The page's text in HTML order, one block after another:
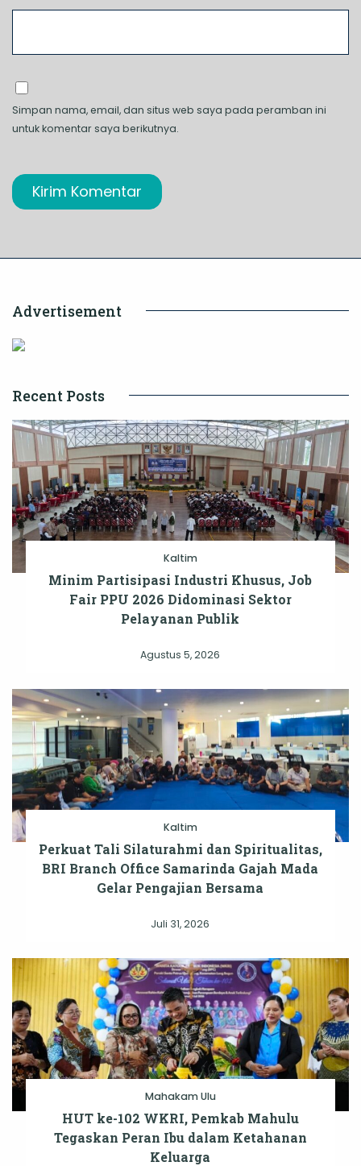
Simpan nama, email, dan situs web saya pada peramban ini
untuk komentar saya berikutnya.
Advertisement
Recent Posts
Kaltim
Minim Partisipasi Industri Khusus, Job
Fair PPU 2026 Didominasi Sektor
Pelayanan Publik
Agustus 5, 2026
Kaltim
Perkuat Tali Silaturahmi dan Spiritualitas,
BRI Branch Office Samarinda Gajah Mada
Gelar Pengajian Bersama
Juli 31, 2026
Mahakam Ulu
HUT ke-102 WKRI, Pemkab Mahulu
Tegaskan Peran Ibu dalam Ketahanan
Keluarga